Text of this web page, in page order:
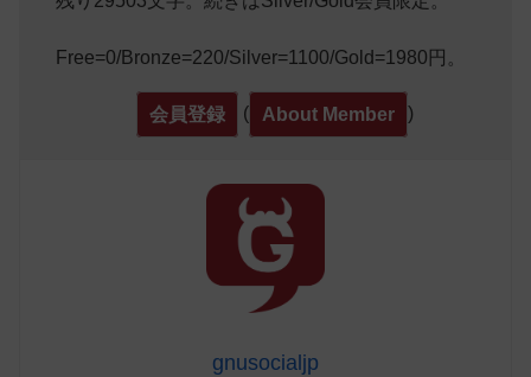
Free=0/Bronze=220/Silver=1100/Gold=1980円。
会員登録 ( About Member )
gnusocialjp